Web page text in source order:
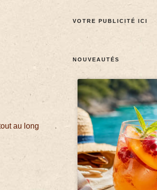
au long
VOTRE PUBLICITÉ ICI
NOUVEAUTÉS